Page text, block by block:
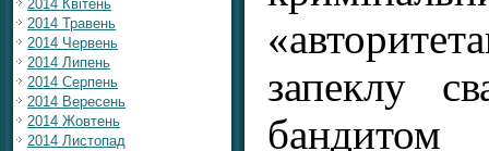
2014 Квітень
2014 Травень
2014 Червень
2014 Липень
2014 Серпень
2014 Вересень
2014 Жовтень
2014 Листопад
запеклу